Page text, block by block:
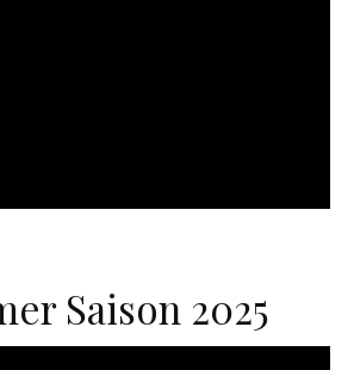
Saison 2025